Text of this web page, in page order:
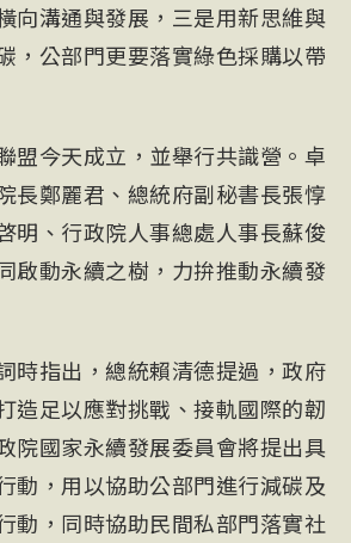
向溝通與發展，三是用新思維與
，公部門更要落實綠色採購以帶
盟今天成立，並舉行共識營。卓
長鄭麗君、總統府副秘書長張惇
明、行政院人事總處人事長蘇俊
啟動永續之樹，力拚推動永續發
時指出，總統賴清德提過，政府
造足以應對挑戰、接軌國際的韌
院國家永續發展委員會將提出具
動，用以協助公部門進行減碳及
動，同時協助民間私部門落實社